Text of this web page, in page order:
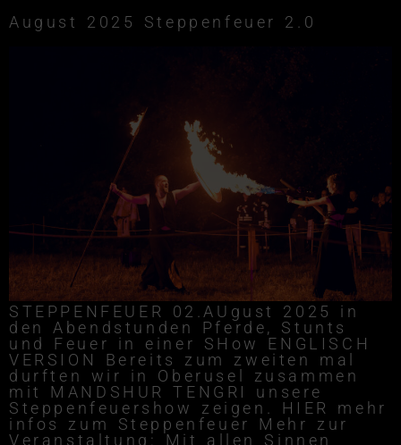
August 2025 Steppenfeuer 2.0
STEPPENFEUER 02.AUgust 2025 in
den Abendstunden Pferde, Stunts
und Feuer in einer SHow ENGLISCH
VERSION Bereits zum zweiten mal
durften wir in Oberusel zusammen
mit MANDSHUR TENGRI unsere
Steppenfeuershow zeigen. HIER mehr
infos zum Steppenfeuer Mehr zur
Veranstaltung: Mit allen Sinnen